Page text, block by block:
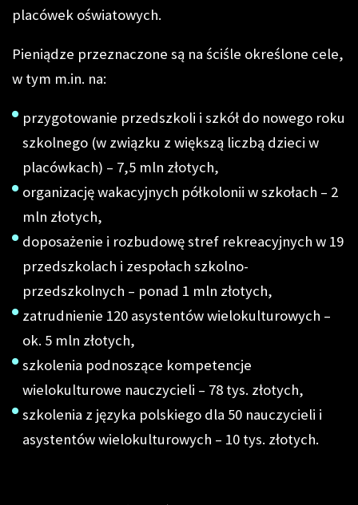
placówek oświatowych.
Pieniądze przeznaczone są na ściśle określone cele,
w tym m.in. na:
przygotowanie przedszkoli i szkół do nowego roku
szkolnego (w związku z większą liczbą dzieci w
placówkach) – 7,5 mln złotych,
organizację wakacyjnych półkolonii w szkołach – 2
mln złotych,
doposażenie i rozbudowę stref rekreacyjnych w 19
przedszkolach i zespołach szkolno-
przedszkolnych – ponad 1 mln złotych,
zatrudnienie 120 asystentów wielokulturowych –
ok. 5 mln złotych,
szkolenia podnoszące kompetencje
wielokulturowe nauczycieli – 78 tys. złotych,
szkolenia z języka polskiego dla 50 nauczycieli i
asystentów wielokulturowych – 10 tys. złotych.